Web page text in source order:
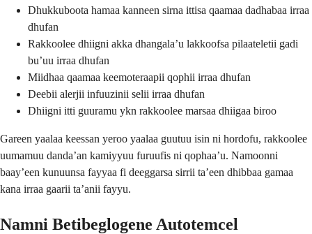
Dhukkuboota hamaa kanneen sirna ittisa qaamaa dadhabaa irraa
dhufan
Rakkoolee dhiigni akka dhangala’u lakkoofsa pilaateletii gadi
bu’uu irraa dhufan
Miidhaa qaamaa keemoteraapii qophii irraa dhufan
Deebii alerjii infuuzinii selii irraa dhufan
Dhiigni itti guuramu ykn rakkoolee marsaa dhiigaa biroo
Gareen yaalaa keessan yeroo yaalaa guutuu isin ni hordofu, rakkoolee
uumamuu danda’an kamiyyuu furuufis ni qophaa’u. Namoonni
baay’een kunuunsa fayyaa fi deeggarsa sirrii ta’een dhibbaa gamaa
kana irraa gaarii ta’anii fayyu.
Namni Betibeglogene Autotemcel